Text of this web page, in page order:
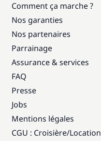
Comment ça marche ?
Nos garanties
Nos partenaires
Parrainage
Assurance & services
FAQ
Presse
Jobs
Mentions légales
CGU : Croisière/Location